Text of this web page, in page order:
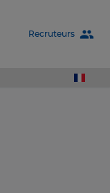
Recruteurs people